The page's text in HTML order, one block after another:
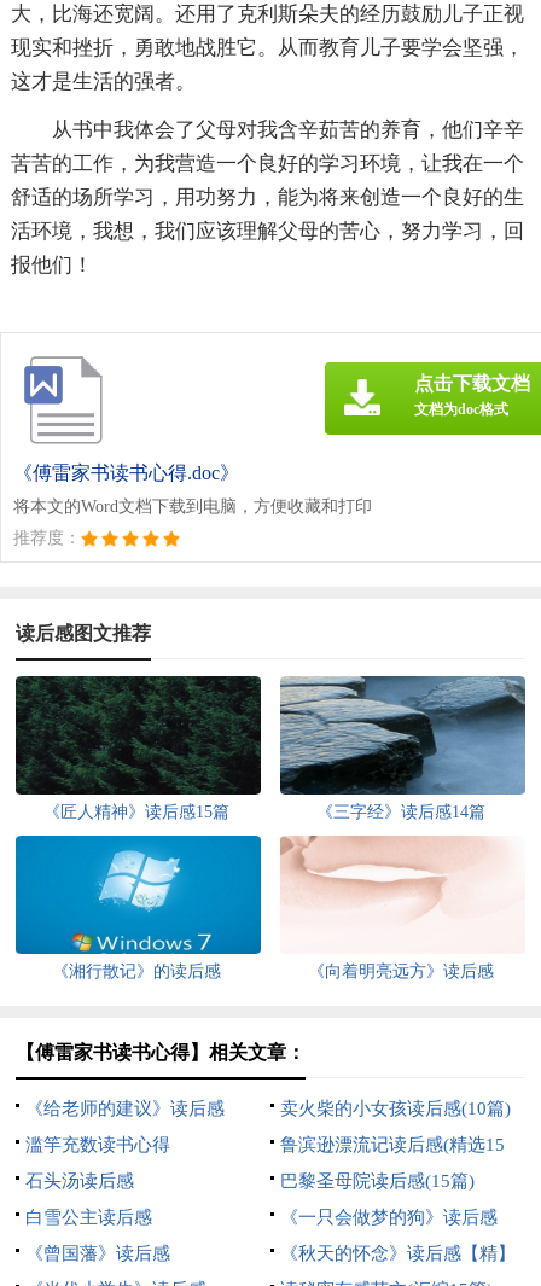
大，比海还宽阔。还用了克利斯朵夫的经历鼓励儿子正视
现实和挫折，勇敢地战胜它。从而教育儿子要学会坚强，
这才是生活的强者。
从书中我体会了父母对我含辛茹苦的养育，他们辛辛
苦苦的工作，为我营造一个良好的学习环境，让我在一个
舒适的场所学习，用功努力，能为将来创造一个良好的生
活环境，我想，我们应该理解父母的苦心，努力学习，回
报他们！
《傅雷家书读书心得.doc》
将本文的Word文档下载到电脑，方便收藏和打印
推荐度：
点击下载文档
文档为doc格式
读后感图文推荐
《匠人精神》读后感15篇 《三字经》读后感14篇
《湘行散记》的读后感 《向着明亮远方》读后感
【傅雷家书读书心得】相关文章：
《给老师的建议》读后感
卖火柴的小女孩读后感(10篇)
滥竽充数读书心得
鲁滨逊漂流记读后感(精选15
篇)
石头汤读后感
巴黎圣母院读后感(15篇)
白雪公主读后感
《一只会做梦的狗》读后感
《曾国藩》读后感
《秋天的怀念》读后感【精】